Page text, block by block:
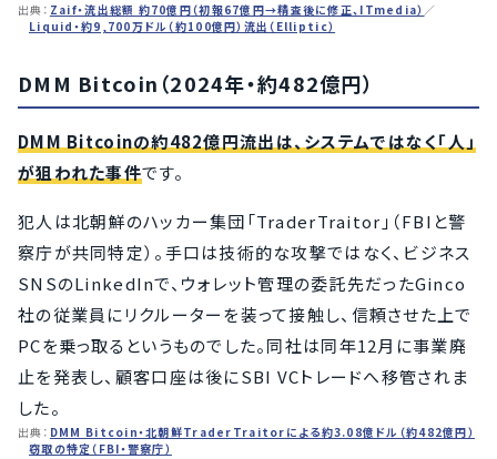
出典： Zaif・流出総額 約70億円（初報67億円→精査後に修正、ITmedia） ／
Liquid・約9,700万ドル（約100億円）流出（Elliptic）
DMM Bitcoin（2024年・約482億円）
DMM Bitcoinの約482億円流出は、システムではなく「人」
が狙われた事件です。
犯人は北朝鮮のハッカー集団「TraderTraitor」（FBIと警
察庁が共同特定）。手口は技術的な攻撃ではなく、ビジネス
SNSのLinkedInで、ウォレット管理の委託先だったGinco
社の従業員にリクルーターを装って接触し、信頼させた上で
PCを乗っ取るというものでした。同社は同年12月に事業廃
止を発表し、顧客口座は後にSBI VCトレードへ移管されま
した。
出典： DMM Bitcoin・北朝鮮TraderTraitorによる約3.08億ドル（約482億円）
窃取の特定（FBI・警察庁）